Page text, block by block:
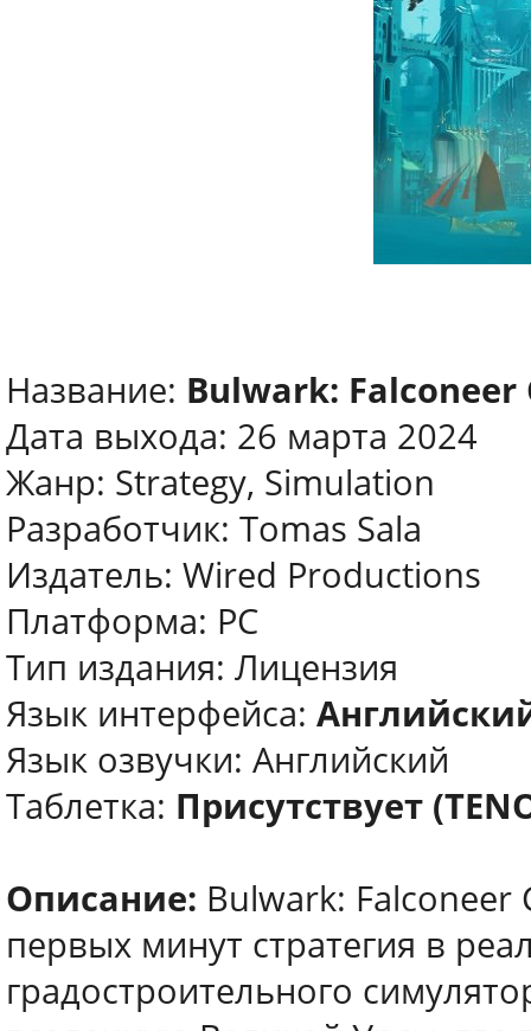
Название: Bulwark: Falconeer
Дата выхода: 26 марта 2024
Жанр: Strategy, Simulation
Разработчик: Tomas Sala
Издатель: Wired Productions
Платформа: PC
Тип издания: Лицензия
Язык интерфейса:
Язык озвучки: Английский
Таблетка: Присутствует
Описание: Bulwark:
первых минут стратегия в
градостроительного